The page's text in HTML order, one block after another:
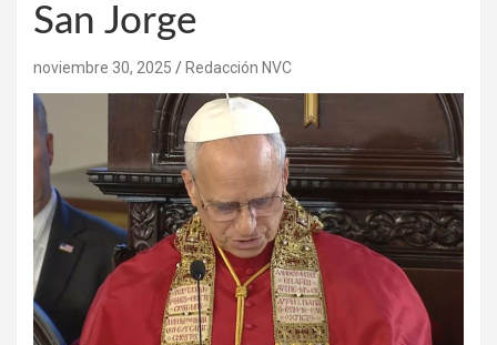
San Jorge
noviembre 30, 2025 Redacción NVC